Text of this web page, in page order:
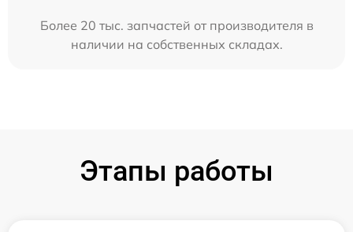
Более 20 тыс. запчастей от производителя в
наличии на собственных складах.
Этапы работы